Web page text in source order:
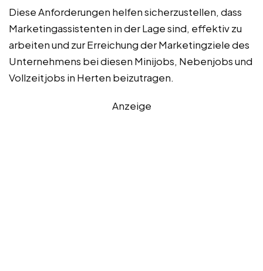
Diese Anforderungen helfen sicherzustellen, dass
Marketingassistenten in der Lage sind, effektiv zu
arbeiten und zur Erreichung der Marketingziele des
Unternehmens bei diesen Minijobs, Nebenjobs und
Vollzeitjobs in Herten beizutragen.
Anzeige